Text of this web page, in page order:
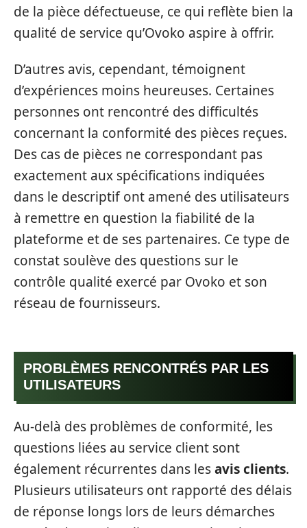
de la pièce défectueuse, ce qui reflète bien la
qualité de service qu’Ovoko aspire à offrir.
D’autres avis, cependant, témoignent
d’expériences moins heureuses. Certaines
personnes ont rencontré des difficultés
concernant la conformité des pièces reçues.
Des cas de pièces ne correspondant pas
exactement aux spécifications indiquées
dans le descriptif ont amené des utilisateurs
à remettre en question la fiabilité de la
plateforme et de ses partenaires. Ce type de
constat soulève des questions sur le
contrôle qualité exercé par Ovoko et son
réseau de fournisseurs.
PROBLÈMES RENCONTRÉS PAR LES
UTILISATEURS
Au-delà des problèmes de conformité, les
questions liées au service client sont
également récurrentes dans lesavis clients.
Plusieurs utilisateurs ont rapporté des délais
de réponse longs lors de leurs démarches